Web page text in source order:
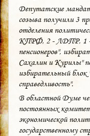
Депутатские
созыва получили 3
отделения
КПРФ, 2 - ЛДПР, 1 -
пенсионеров",
Сахалин и Курилы"
избирательный
справедливость".
В областной Думе
постоянных
экономической
государственному